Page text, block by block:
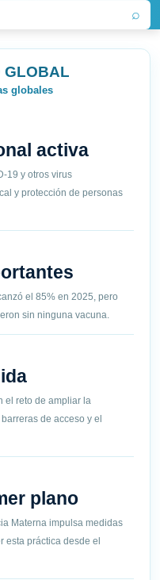
⌕
GLOBAL
globales
activa
19 y otros virus
y protección de personas
el 85% en 2025, pero
sin ninguna vacuna.
el reto de ampliar la
de acceso y el
plano
Materna impulsa medidas
esta práctica desde el